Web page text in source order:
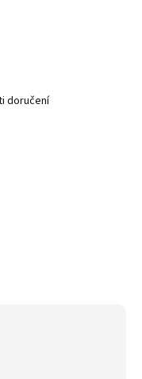
doručení